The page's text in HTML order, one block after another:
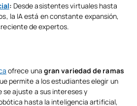
: Desde asistentes virtuales hasta
la IA está en constante expansión,
de expertos.
ofrece una gran variedad de ramas
permite a los estudiantes elegir un
se ajuste a sus intereses y
hasta la inteligencia artificial,